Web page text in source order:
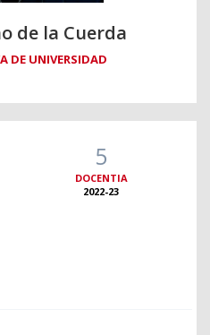
de la Cuerda
DE UNIVERSIDAD
5
DOCENTIA
2022-23